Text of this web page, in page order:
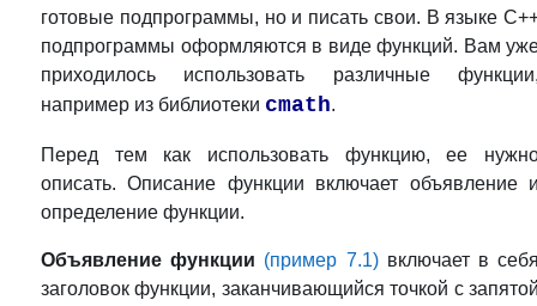
готовые подпрограммы, но и писать свои. В языке
подпрограммы оформляются в виде функций. Вам
приходилось использовать различные
например из библиотеки cmath.
Перед тем как использовать функцию, ее
описать. Описание функции включает объявление
определение функции.
Объявление функции (пример 7.1)включает в
заголовок функции, заканчивающийся точкой с